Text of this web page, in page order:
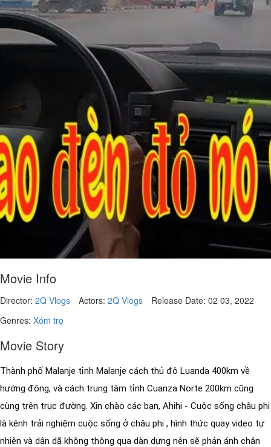
Movie Info
Director: 2Q Vlogs Actors: 2Q Vlogs Release Date: 02 03, 2022
Genres: Xóm trọ
Movie Story
Thành phố Malanje tỉnh Malanje cách thủ đô Luanda 400km về
hướng đông, và cách trung tâm tỉnh Cuanza Norte 200km cũng
cùng trên trục đường. Xin chào các bạn, Ahihi - Cuộc sống châu phi
là kênh trải nghiệm cuộc sống ở châu phi , hình thức quay video tự
nhiên và dân dã không thông qua dàn dựng nên sẽ phản ánh chân